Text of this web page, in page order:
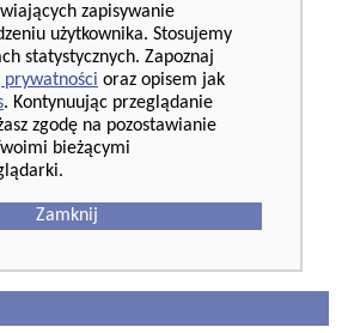
zapisywanie
użytkownika. Stosujemy
statystycznych. Zapoznaj
prywatności oraz opisem jak
. Kontynuując przeglądanie
zgodę na pozostawianie
bieżącymi
Zamknij